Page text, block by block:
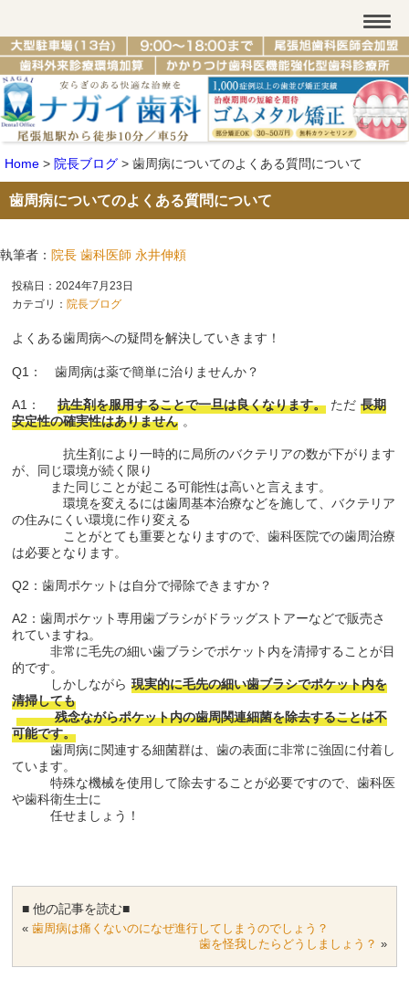
Home > 院長ブログ > 歯周病についてのよくある質問について
歯周病についてのよくある質問について
執筆者： 院長 歯科医師 永井伸頼
投稿日：2024年7月23日
カテゴリ： 院長ブログ
よくある歯周病への疑問を解決していきます！
Q1： 歯周病は薬で簡単に治りませんか？
A1： 抗生剤を服用することで一旦は良くなります。 ただ 長期
安定性の確実性はありません 。
抗生剤により一時的に局所のバクテリアの数が下がります
が、同じ環境が続く限り
また同じことが起こる可能性は高いと言えます。
環境を変えるには歯周基本治療などを施して、バクテリア
の住みにくい環境に作り変える
ことがとても重要となりますので、歯科医院での歯周治療
は必要となります。
Q2：歯周ポケットは自分で掃除できますか？
A2：歯周ポケット専用歯ブラシがドラッグストアーなどで販売さ
れていますね。
非常に毛先の細い歯ブラシでポケット内を清掃することが目
的です。
しかしながら 現実的に毛先の細い歯ブラシでポケット内を
清掃しても
残念ながらポケット内の歯周関連細菌を除去することは不
可能です。
歯周病に関連する細菌群は、歯の表面に非常に強固に付着し
ています。
特殊な機械を使用して除去することが必要ですので、歯科医
や歯科衛生士に
任せましょう！
■ 他の記事を読む■
«歯周病は痛くないのになぜ進行してしまうのでしょう？
歯を怪我したらどうしましょう？ »